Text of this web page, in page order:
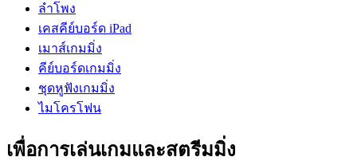
ลำโพง
เคสคีย์บอร์ด iPad
เมาส์เกมมิ่ง
คีย์บอร์ดเกมมิ่ง
ชุดหูฟังเกมมิ่ง
ไมโครโฟน
เพื่อการเล่นเกมและสตรีมมิ่ง